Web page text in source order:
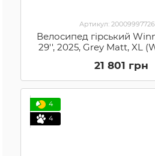
Артикул:
Велосипед гірський
29'', 2025, Grey Matt, XL
21 801 грн
4
4